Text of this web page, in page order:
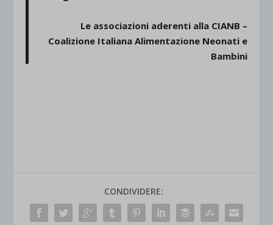
Le associazioni aderenti alla CIANB –
Coalizione Italiana Alimentazione Neonati e
Bambini
CONDIVIDERE: